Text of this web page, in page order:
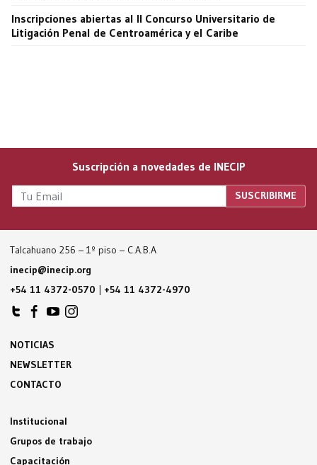
Inscripciones abiertas al II Concurso Universitario de
Litigación Penal de Centroamérica y el Caribe
Suscripción a novedades de INECIP
Talcahuano 256 – 1º piso – C.A.B.A
inecip@inecip.org
+54 11 4372-0570 | +54 11 4372-4970
NOTICIAS
NEWSLETTER
CONTACTO
Institucional
Grupos de trabajo
Capacitación